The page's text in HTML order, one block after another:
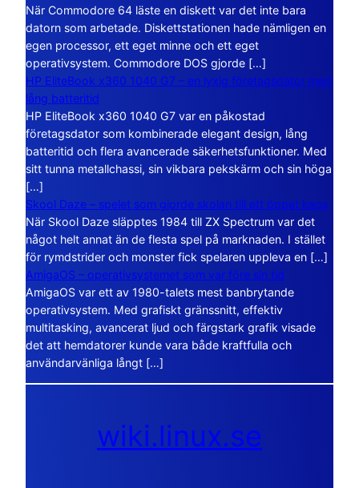
När Commodore 64 läste en diskett var det inte bara
datorn som arbetade. Diskettstationen hade nämligen en
egen processor, ett eget minne och ett eget
operativsystem. Commodore DOS gjorde […]
HP EliteBook x360 1040 G7 – en lyxig företagsdator med
lång batteritid
HP EliteBook x360 1040 G7 var en påkostad
företagsdator som kombinerade elegant design, lång
batteritid och flera avancerade säkerhetsfunktioner. Med
sitt tunna metallchassi, sin vikbara pekskärm och sin höga
[…]
Skool Daze – spelet som gjorde skolan till ett öppet kaos
När Skool Daze släpptes 1984 till ZX Spectrum var det
något helt annat än de flesta spel på marknaden. I stället
för rymdstrider och monster fick spelaren uppleva en […]
AmigaOS – operativsystemet som var före sin tid
AmigaOS var ett av 1980-talets mest banbrytande
operativsystem. Med grafiskt gränssnitt, effektiv
multitasking, avancerat ljud och färgstark grafik visade
det att hemdatorer kunde vara både kraftfulla och
användarvänliga långt […]
wiki.linux.se